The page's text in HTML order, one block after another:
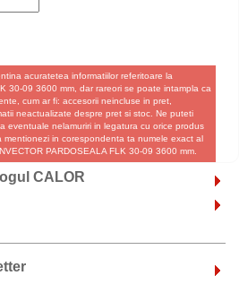
acuratetea informatiilor referitoare la
30-09 3600 mm, dar rareori se poate intampla ca
cum ar fi: accesorii neincluse in pret,
neactualizate despre pret si stoc. Ne puteti
eventuale nelamuriri in legatura cu orice produs
mentionezi in corespondenta ta numele exact al
PARDOSEALA FLK 30-09 3600 mm.
CALOR